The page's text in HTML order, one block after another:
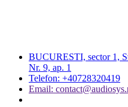
BUCURESTI, sector 1,
Nr. 9, ap. 1
Telefon: +40728320419
Email: